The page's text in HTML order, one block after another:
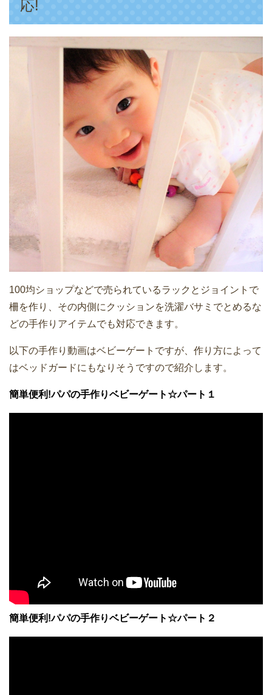
応!
100均ショップなどで売られているラックとジョイントで
柵を作り、その内側にクッションを洗濯バサミでとめるな
どの手作りアイテムでも対応できます。
以下の手作り動画はベビーゲートですが、作り方によって
はベッドガードにもなりそうですので紹介します。
簡単便利!パパの手作りベビーゲート☆パート１
簡単便利!パパの手作りベビーゲート☆パート２